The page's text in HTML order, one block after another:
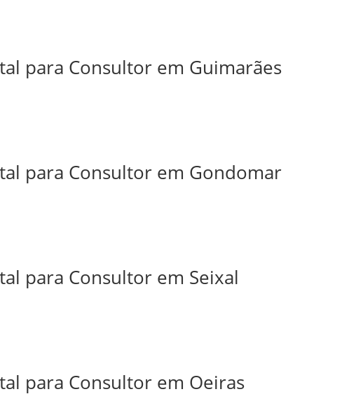
para Consultor em Guimarães
para Consultor em Gondomar
para Consultor em Seixal
para Consultor em Oeiras